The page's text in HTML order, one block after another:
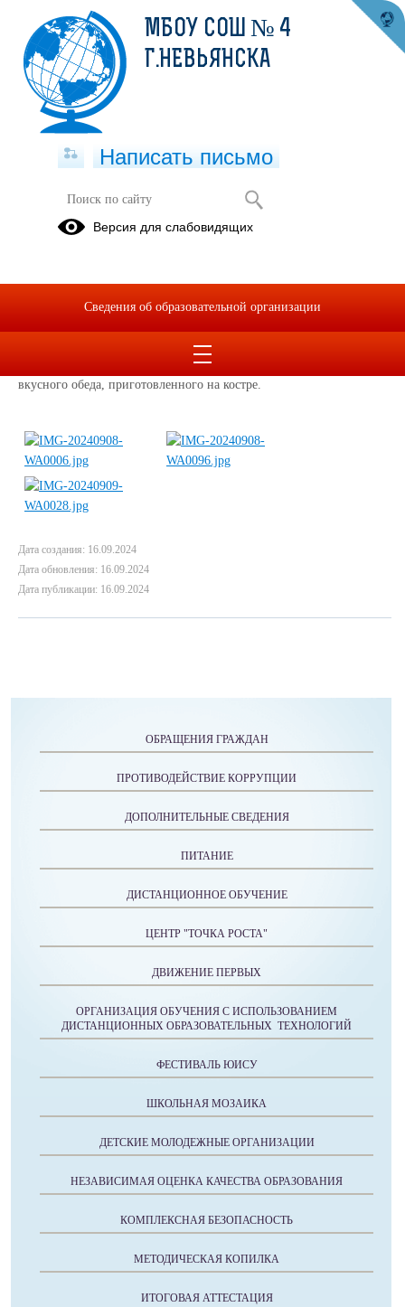
"Орлятская семья в походе".
Ученики 2б и 4б класса первые сходили в традиционный
сентябрьский поход.
для ребят весёлый квест в поисках сокровищ, где всей командой
нужно было выполнить все задания. Никто не остался в стороне от
вкусного обеда, приготовленного на костре.
Дата создания: 16.09.2024
Дата обновления: 16.09.2024
Дата публикации: 16.09.2024
ОБРАЩЕНИЯ ГРАЖДАН
ПРОТИВОДЕЙСТВИЕ КОРРУПЦИИ
ДОПОЛНИТЕЛЬНЫЕ СВЕДЕНИЯ
ПИТАНИЕ
ДИСТАНЦИОННОЕ ОБУЧЕНИЕ
ЦЕНТР "ТОЧКА РОСТА"
ДВИЖЕНИЕ ПЕРВЫХ
ОРГАНИЗАЦИЯ ОБУЧЕНИЯ С ИСПОЛЬЗОВАНИЕМ
ДИСТАНЦИОННЫХ ОБРАЗОВАТЕЛЬНЫХ ТЕХНОЛОГИЙ
ФЕСТИВАЛЬ ЮИСУ
ШКОЛЬНАЯ МОЗАИКА
ДЕТСКИЕ МОЛОДЕЖНЫЕ ОРГАНИЗАЦИИ
НЕЗАВИСИМАЯ ОЦЕНКА КАЧЕСТВА ОБРАЗОВАНИЯ
КОМПЛЕКСНАЯ БЕЗОПАСНОСТЬ
МЕТОДИЧЕСКАЯ КОПИЛКА
ИТОГОВАЯ АТТЕСТАЦИЯ
МБОУ СОШ № 4
Г.НЕВЬЯНСКА
Написать письмо
Версия для слабовидящих
Сведения об образовательной организации